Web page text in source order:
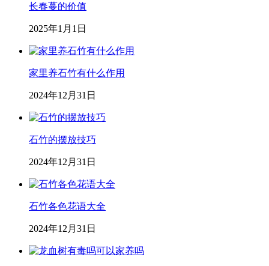
长春蔓的价值
2025年1月1日
家里养石竹有什么作用
2024年12月31日
石竹的摆放技巧
2024年12月31日
石竹各色花语大全
2024年12月31日